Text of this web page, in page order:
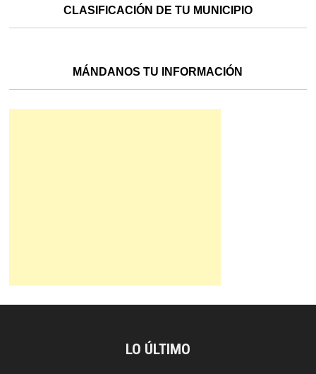
CLASIFICACIÓN DE TU MUNICIPIO
MÁNDANOS TU INFORMACIÓN
LO ÚLTIMO